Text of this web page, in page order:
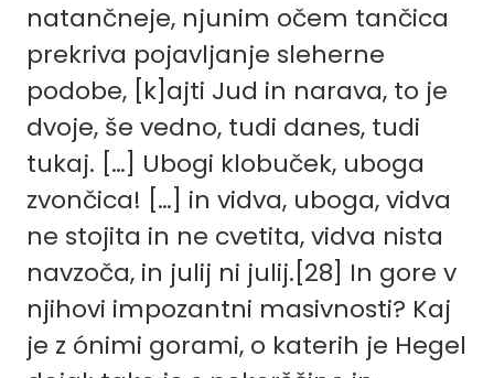
natančneje, njunim očem tančica
prekriva pojavljanje sleherne
podobe, [k]ajti Jud in narava, to je
dvoje, še vedno, tudi danes, tudi
tukaj. […] Ubogi klobuček, uboga
zvončica! […] in vidva, uboga, vidva
ne stojita in ne cvetita, vidva nista
navzoča, in julij ni julij.[28] In gore v
njihovi impozantni masivnosti? Kaj
je z ónimi gorami, o katerih je Hegel